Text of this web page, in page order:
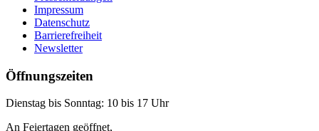
Impressum
Datenschutz
Barrierefreiheit
Newsletter
Öffnungszeiten
Dienstag bis Sonntag: 10 bis 17 Uhr
An Feiertagen geöffnet,